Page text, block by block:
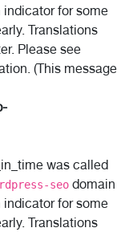
indicator for some
Translations
Please see
(This message
was called
seo domain
indicator for some
Translations